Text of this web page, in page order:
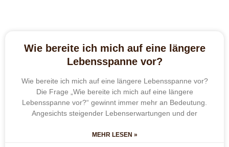
Wie bereite ich mich auf eine längere
Lebensspanne vor?
Wie bereite ich mich auf eine längere Lebensspanne vor?
Die Frage „Wie bereite ich mich auf eine längere
Lebensspanne vor?“ gewinnt immer mehr an Bedeutung.
Angesichts steigender Lebenserwartungen und der
MEHR LESEN »